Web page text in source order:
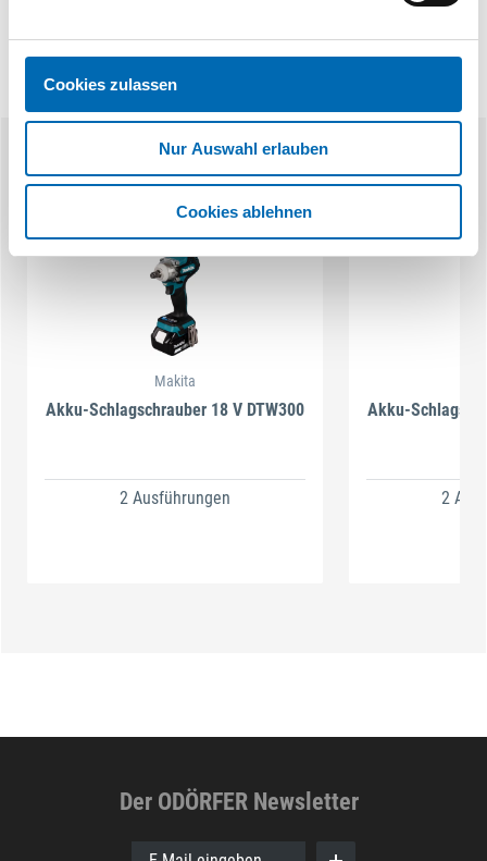
Cookies zulassen
Nur Auswahl erlauben
Cookies ablehnen
Ähnliche Produkte
Makita
Akku-Schlagschrauber 18 V DTW300
2 Ausführungen
Akku-
2
Der ODÖRFER Newsletter